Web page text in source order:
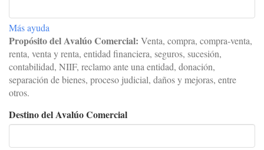
Más ayuda
Propósito del Avalúo Comercial: Venta, compra, compra-venta,
renta, venta y renta, entidad financiera, seguros, sucesión,
contabilidad, NIIF, reclamo ante una entidad, donación,
separación de bienes, proceso judicial, daños y mejoras, entre
otros.
Destino del Avalúo Comercial